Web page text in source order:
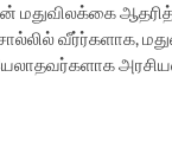
மதுவிலக்கை
வீர்ர்களாக,